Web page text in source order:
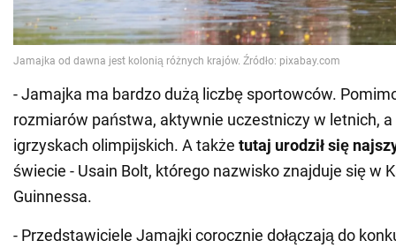
- Jamajka ma bardzo dużą liczbę sportowców.
rozmiarów państwa, aktywnie uczestniczy w letnich,
igrzyskach olimpijskich. A także tutaj urodził się
świecie - Usain Bolt, którego nazwisko znajduje się w
Guinnessa.
- Przedstawiciele Jamajki corocznie dołączają do